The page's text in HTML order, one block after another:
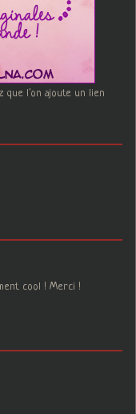
que l'on ajoute un lien
cool ! Merci !